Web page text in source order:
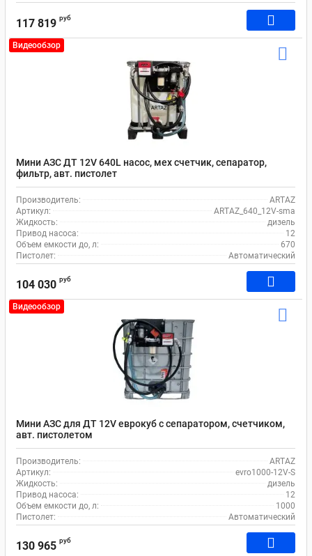
117 819 руб
Видеообзор
Мини АЗС ДТ 12V 640L насос, мех счетчик, сепаратор,
фильтр, авт. пистолет
Производитель:
ARTAZ
Артикул:
ARTAZ_640_12V-sma
Жидкость:
дизель
Привод насоса:
12
Объем емкости до, л:
670
Пистолет:
Автоматический
104 030 руб
Видеообзор
Мини АЗС для ДТ 12V еврокуб с сепаратором, счетчиком,
авт. пистолетом
Производитель:
ARTAZ
Артикул:
evro1000-12V-S
Жидкость:
дизель
Привод насоса:
12
Объем емкости до, л:
1000
Пистолет:
Автоматический
130 965 руб